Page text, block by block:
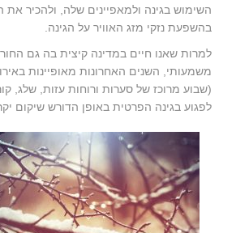
השימוש בגינה ולמאפיינים שלה, ולהכיר את
בהשפעת נזקי מזג האוויר על הגינה.
למרות שאנו חיים במדינה קיצית בה גם
משמעותי, השנים האחרונות מאופיינות
(שבוע מרוכז של סערות ורוחות עזות, שלג,
לפגוע בגינה הפרטית באופן הדורש שיקום